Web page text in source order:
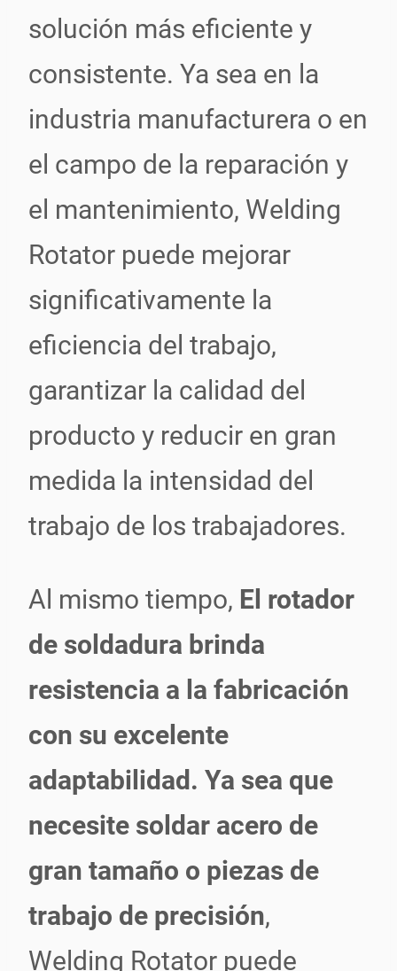
solución más eficiente y
consistente. Ya sea en la
industria manufacturera o en
el campo de la reparación y
el mantenimiento, Welding
Rotator puede mejorar
significativamente la
eficiencia del trabajo,
garantizar la calidad del
producto y reducir en gran
medida la intensidad del
trabajo de los trabajadores.
Al mismo tiempo, El rotador
de soldadura brinda
resistencia a la fabricación
con su excelente
adaptabilidad. Ya sea que
necesite soldar acero de
gran tamaño o piezas de
trabajo de precisión,
Welding Rotator puede